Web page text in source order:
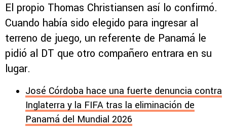
El propio Thomas Christiansen así lo confirmó.
Cuando había sido elegido para ingresar al
terreno de juego, un referente de Panamá le
pidió al DT que otro compañero entrara en su
lugar.
José Córdoba hace una fuerte denuncia contra
Inglaterra y la FIFA tras la eliminación de
Panamá del Mundial 2026